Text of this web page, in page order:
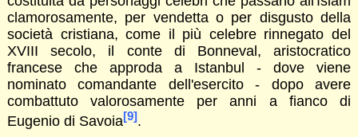
clamorosamente, per vendetta o per disgusto della
società cristiana, come il più celebre rinnegato del
XVIII secolo, il conte di Bonneval, aristocratico
francese che approda a Istanbul - dove viene
nominato comandante dell'esercito - dopo avere
combattuto valorosamente per anni a fianco di
Eugenio di Savoia[9].